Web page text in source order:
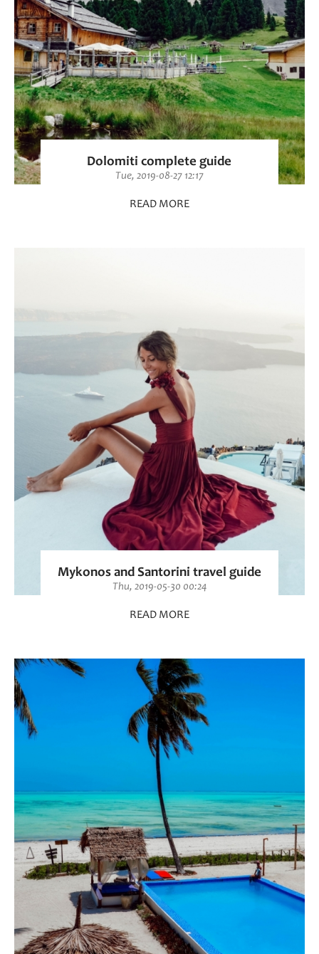
Dolomiti complete guide
Tue, 2019-08-27 12:17
READ MORE
Mykonos and Santorini travel guide
Thu, 2019-05-30 00:24
READ MORE